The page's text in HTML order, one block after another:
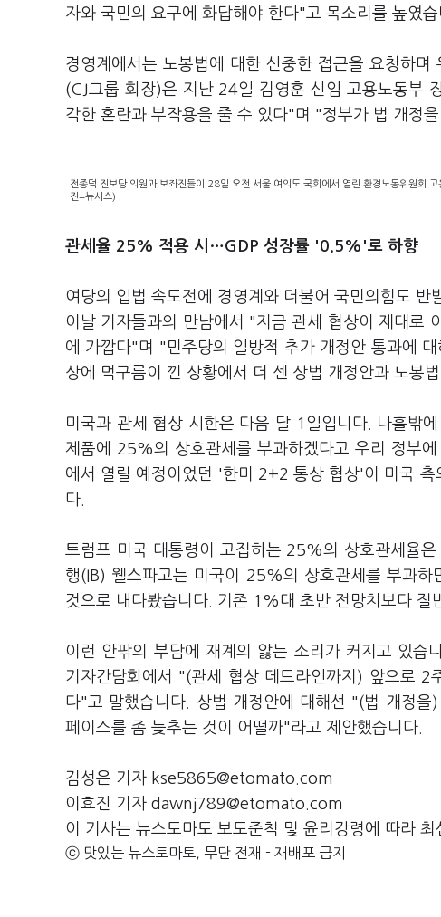
자와 국민의 요구에 화답해야 한다"고 목소리를 높였습
경영계에서는 노봉법에 대한 신중한 접근을 요청하
(CJ그룹 회장)은 지난 24일 김영훈 신임 고용노동부
각한 혼란과 부작용을 줄 수 있다"며 "정부가 법 개정
전종덕 진보당 의원과 보좌진들이 28일 오전 서울 여의도 국회에서 열린 환경노동위원회
진=뉴시스)
관세율 25% 적용 시…GDP 성장률 '0.5%'로 하향
여당의 입법 속도전에 경영계와 더불어 국민의힘도
이날 기자들과의 만남에서 "지금 관세 협상이 제대로
에 가깝다"며 "민주당의 일방적 추가 개정안 통과에
상에 먹구름이 낀 상황에서 더 센 상법 개정안과 노봉
미국과 관세 협상 시한은 다음 달 1일입니다. 나흘밖
제품에 25%의 상호관세를 부과하겠다고 우리 정부
에서 열릴 예정이었던 '한미 2+2 통상 협상'이 미국 측
다.
트럼프 미국 대통령이 고집하는 25%의 상호관세율
행(IB) 웰스파고는 미국이 25%의 상호관세를 부과
것으로 내다봤습니다. 기존 1%대 초반 전망치보다 절
이런 안팎의 부담에 재계의 앓는 소리가 커지고 있습
기자간담회에서 "(관세 협상 데드라인까지) 앞으로
다"고 말했습니다. 상법 개정안에 대해선 "(법 개정
페이스를 좀 늦추는 것이 어떨까"라고 제안했습니다.
김성은 기자 kse5865@etomato.com
이효진 기자 dawnj789@etomato.com
이 기사는 뉴스토마토 보도준칙 및 윤리강령에 따라
ⓒ 맛있는 뉴스토마토, 무단 전재 - 재배포 금지